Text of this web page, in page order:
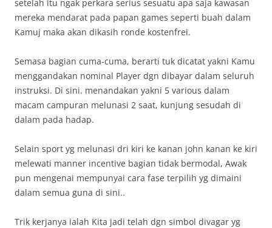
setelah itu ngak perkara serius sesuatu apa saja kawasan
mereka mendarat pada papan games seperti buah dalam
Kamuj maka akan dikasih ronde kostenfrei.
Semasa bagian cuma-cuma, berarti tuk dicatat yakni Kamu
menggandakan nominal Player dgn dibayar dalam seluruh
instruksi. Di sini. menandakan yakni 5 various dalam
macam campuran melunasi 2 saat, kunjung sesudah di
dalam pada hadap.
Selain sport yg melunasi dri kiri ke kanan john kanan ke kiri
melewati manner incentive bagian tidak bermodal, Awak
pun mengenai mempunyai cara fase terpilih yg dimaini
dalam semua guna di sini..
Trik kerjanya ialah Kita jadi telah dgn simbol divagar yg